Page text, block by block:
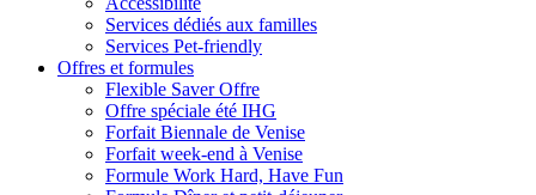
Services dédiés aux familles
Services Pet-friendly
Offres et formules
Flexible Saver Offre
Offre spéciale été IHG
Forfait Biennale de Venise
Forfait week-end à Venise
Formule Work Hard, Have Fun